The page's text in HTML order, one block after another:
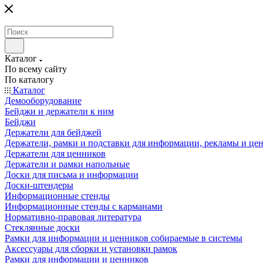
Каталог
По всему сайту
По каталогу
Каталог
Демооборудование
Бейджи и держатели к ним
Бейджи
Держатели для бейджей
Держатели, рамки и подставки для информации, рекламы и
Держатели для ценников
Держатели и рамки напольные
Доски для письма и информации
Доски-штендеры
Информационные стенды
Информационные стенды с карманами
Нормативно-правовая литература
Стеклянные доски
Рамки для информации и ценников собираемые в системы
Аксессуары для сборки и установки рамок
Рамки для информации и ценников